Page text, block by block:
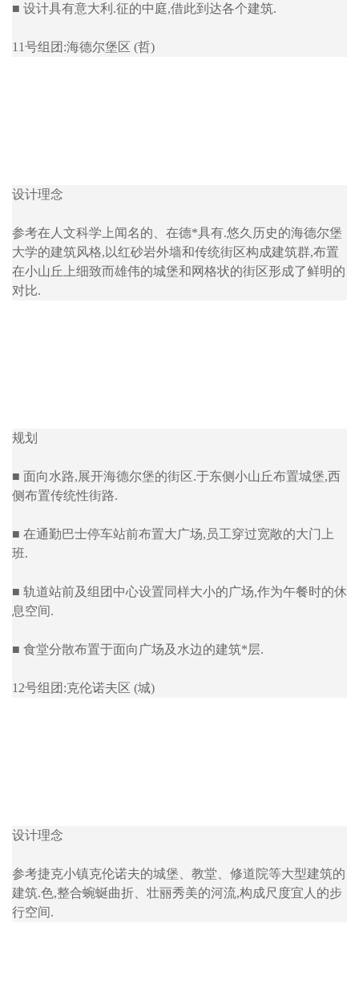
■ 设计具有意大利.征的中庭,借此到达各个建筑.
11号组团:海德尔堡区 (哲)
设计理念
参考在人文科学上闻名的、在德*具有.悠久历史的海德尔堡
大学的建筑风格,以红砂岩外墙和传统街区构成建筑群,布置
在小山丘上细致而雄伟的城堡和网格状的街区形成了鲜明的
对比.
规划
■ 面向水路,展开海德尔堡的街区.于东侧小山丘布置城堡,西
侧布置传统性街路.
■ 在通勤巴士停车站前布置大广场,员工穿过宽敞的大门上
班.
■ 轨道站前及组团中心设置同样大小的广场,作为午餐时的休
息空间.
■ 食堂分散布置于面向广场及水边的建筑*层.
12号组团:克伦诺夫区 (城)
设计理念
参考捷克小镇克伦诺夫的城堡、教堂、修道院等大型建筑的
建筑.色,整合蜿蜒曲折、壮丽秀美的河流,构成尺度宜人的步
行空间.